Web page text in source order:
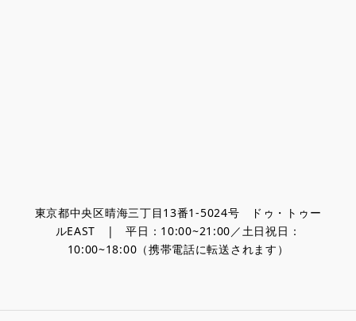
東京都中央区晴海三丁目13番1-5024号 ドゥ・トゥー
ルEAST | 平日：10:00~21:00／土日祝日：
10:00~18:00（携帯電話に転送されます）